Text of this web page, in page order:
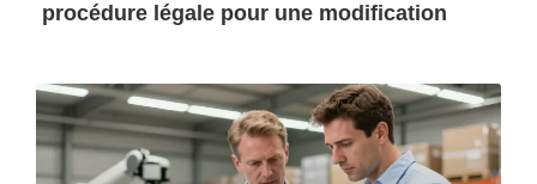
procédure légale pour une modification